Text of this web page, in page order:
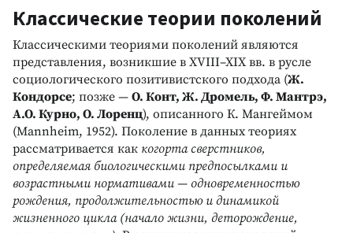
Классические теории поколений
Классическими теориями поколений являются
представления, возникшие в XVIII–XIX вв. в русле
социологического позитивистского подхода (Ж.
Кондорсе; позже — О. Конт, Ж. Дромель, Ф. Мантрэ,
А.О. Курно, О. Лоренц), описанного К. Мангеймом
(Mannheim, 1952). Поколение в данных теориях
рассматривается как когорта сверстников,
определяемая биологическими предпосылками и
возрастными нормативами — одновременностью
рождения, продолжительностью и динамикой
жизненного цикла (начало жизни, деторождение,